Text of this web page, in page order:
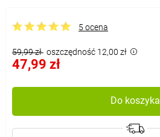
5 ocena
59,99 zł oszczędność 12,00 zł
47,99 zł
Do koszyka